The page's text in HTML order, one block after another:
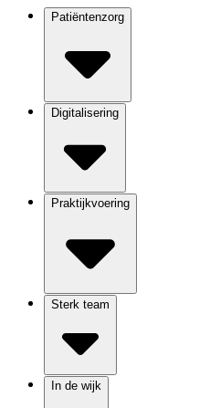
Patiëntenzorg
Digitalisering
Praktijkvoering
Sterk team
In de wijk